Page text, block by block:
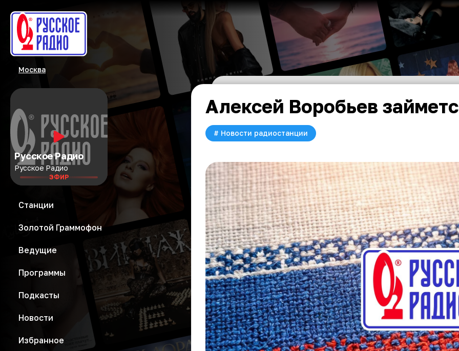
Москва
Русское Радио
Русское Радио
ЭФИР
Станции
Золотой Граммофон
Ведущие
Программы
Подкасты
Новости
Избранное
Алексей Воробьев
# Новости радиостанции